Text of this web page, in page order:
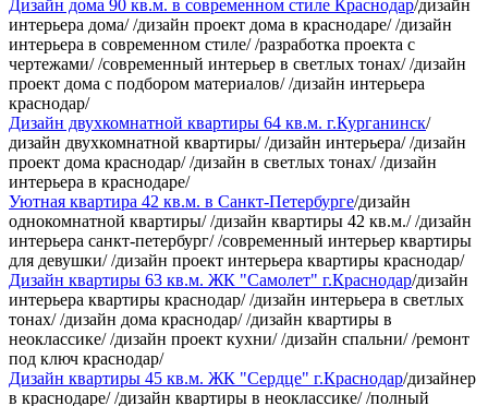
Дизайн дома 90 кв.м. в современном стиле Краснодар/дизайн
интерьера дома/ /дизайн проект дома в краснодаре/ /дизайн
интерьера в современном стиле/ /разработка проекта с
чертежами/ /современный интерьер в светлых тонах/ /дизайн
проект дома с подбором материалов/ /дизайн интерьера
краснодар/
Дизайн двухкомнатной квартиры 64 кв.м. г.Курганинск/
дизайн двухкомнатной квартиры/ /дизайн интерьера/ /дизайн
проект дома краснодар/ /дизайн в светлых тонах/ /дизайн
интерьера в краснодаре/
Уютная квартира 42 кв.м. в Санкт-Петербурге/дизайн
однокомнатной квартиры/ /дизайн квартиры 42 кв.м./ /дизайн
интерьера санкт-петербург/ /современный интерьер квартиры
для девушки/ /дизайн проект интерьера квартиры краснодар/
Дизайн квартиры 63 кв.м. ЖК "Самолет" г.Краснодар/дизайн
интерьера квартиры краснодар/ /дизайн интерьера в светлых
тонах/ /дизайн дома краснодар/ /дизайн квартиры в
неоклассике/ /дизайн проект кухни/ /дизайн спальни/ /ремонт
под ключ краснодар/
Дизайн квартиры 45 кв.м. ЖК "Сердце" г.Краснодар/дизайнер
в краснодаре/ /дизайн квартиры в неоклассике/ /полный